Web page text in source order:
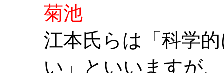
菊池
江本氏らは「科学
い」といいますが